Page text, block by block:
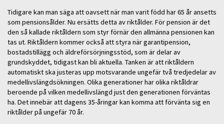
Tidigare kan man säga att oavsett när man varit född har 65 år ansetts
som pensionsålder. Nu ersätts detta av riktålder. För pension är det
den så kallade riktåldern som styr förnär den allmänna pensionen kan
tas ut. Riktåldern kommer också att styra när garantipension,
bostadstillägg och äldreförsörjningsstöd, som är delar av
grundskyddet, tidigast kan bli aktuella. Tanken är att riktåldern
automatiskt ska justeras upp motsvarande ungefär två tredjedelar av
medellivslängdsökningen. Olika generationer har olika riktåldrar
beroende på vilken medellivslängd just den generationen förväntas
ha. Det innebär att dagens 35-åringar kan komma att förvänta sig en
riktålder på ungefär 70 år.